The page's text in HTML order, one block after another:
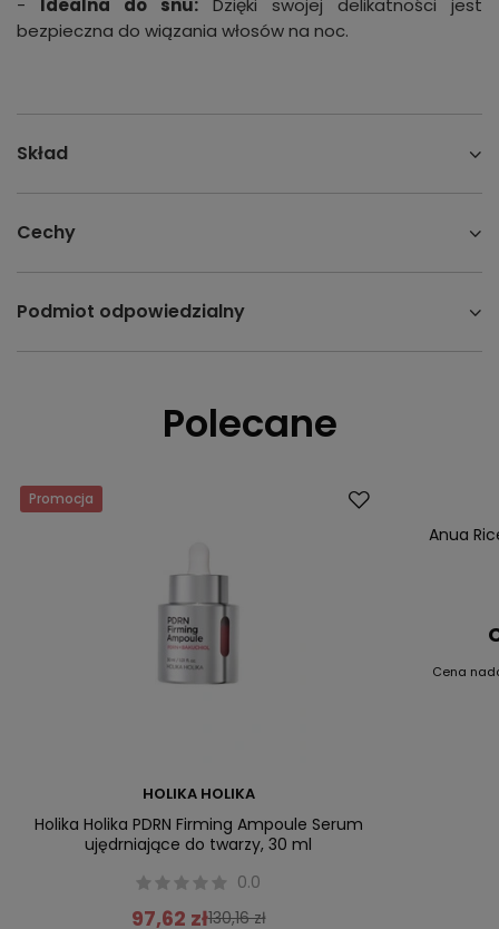
- Idealna do snu: Dzięki swojej delikatności jest
bezpieczna do wiązania włosów na noc.
Skład
Cechy
Podmiot odpowiedzialny
Polecane
Promocja
HOLIKA HOLIKA
Holika Holika PDRN Firming Ampoule Serum
ujędrniające do twarzy, 30 ml
0.0
97,62 zł130,16 zł
NowośćAnua
Cena